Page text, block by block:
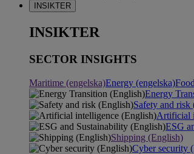
INSIKTER
INSIKTER
SECTOR INSIGHTS
Maritime (engelska)Energy (engelska)
Energy
Safety and risk
Artificial
ESG
Shipping (English)
Cyber security